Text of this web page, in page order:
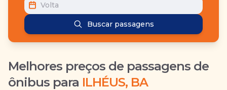
Volta
Buscar passagens
Melhores preços de passagens de
ônibus para ILHÉUS, BA